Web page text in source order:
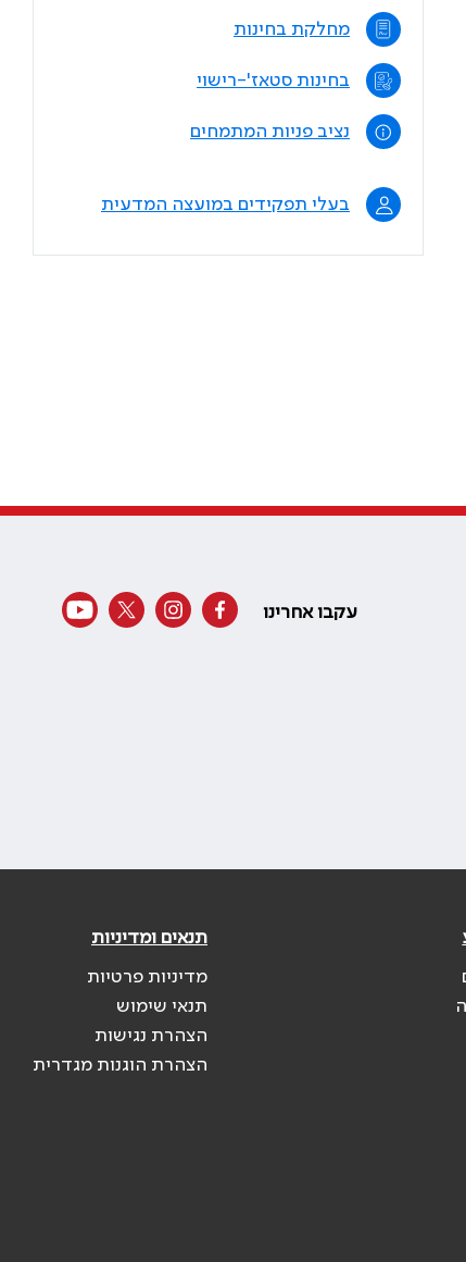
מחלקת בחינות
בחינות סטאז'-רישוי
נציב פניות המתמחים
בעלי תפקידים במועצה המדעית
עקבו אחרינו
תנאים ומדיניות
מדיניות פרטיות
תנאי שימוש
הצהרת נגישות
הצהרת הוגנות מגדרית